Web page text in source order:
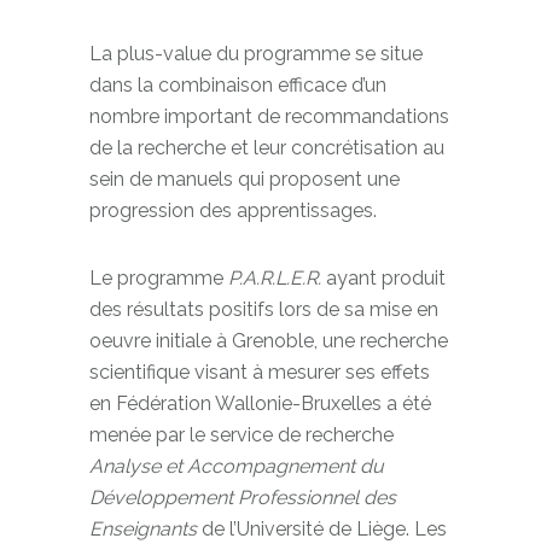
La plus-value du programme se situe
dans la combinaison efficace d’un
nombre important de recommandations
de la recherche et leur concrétisation au
sein de manuels qui proposent une
progression des apprentissages.
Le programme P.A.R.L.E.R. ayant produit
des résultats positifs lors de sa mise en
oeuvre initiale à Grenoble, une recherche
scientifique visant à mesurer ses effets
en Fédération Wallonie-Bruxelles a été
menée par le service de recherche
Analyse et Accompagnement du
Développement Professionnel des
Enseignantsde l’Université de Liège. Les